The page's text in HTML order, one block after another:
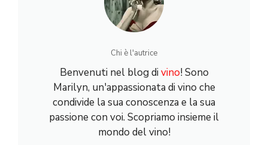
Chi è l'autrice
Benvenuti nel blog divino! Sono
Marilyn, un'appassionata di vino che
condivide la sua conoscenza e la sua
passione con voi. Scopriamo insieme il
mondo del vino!